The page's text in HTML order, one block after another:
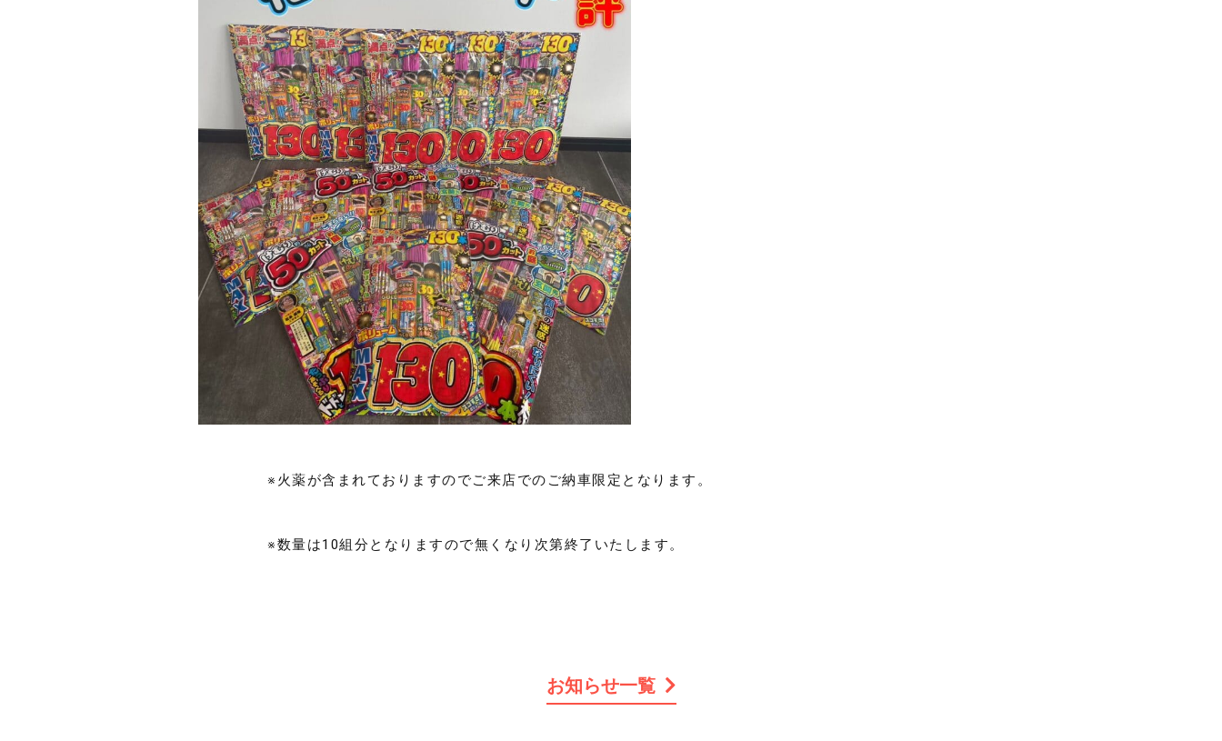
※火薬が含まれておりますのでご来店でのご納車限定となります。
※数量は10組分となりますので無くなり次第終了いたします。
お知らせ一覧